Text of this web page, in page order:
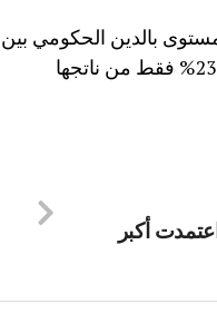
بالدين الحكومي بين
دول مجموعة العشرين خلال العام 2025، حيث من المتوقع أن يشكل نسبة 23.1% فقط من ناتجها
أكبر